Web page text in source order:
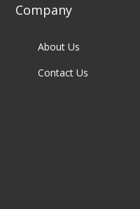
Company
About Us
Contact Us